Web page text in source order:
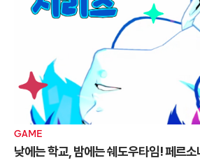
GAME
낮에는 학교, 밤에는 쉐도우타임! 페르소